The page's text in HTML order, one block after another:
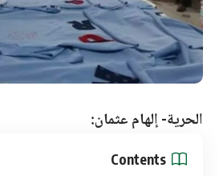
الحرية- إلهام عثمان:
Contents